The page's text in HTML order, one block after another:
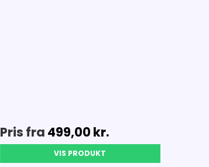
Pris fra 499,00 kr.
VIS PRODUKT